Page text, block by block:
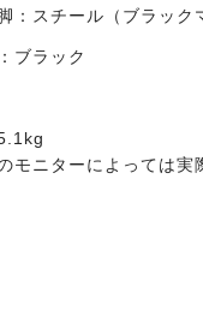
：スチール（ブラック
ブラック
モニターによっては実